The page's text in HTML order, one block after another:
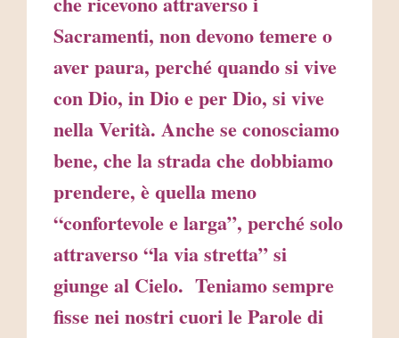
Sacramenti, non devono temere o
aver paura, perché quando si vive
con Dio, in Dio e per Dio, si vive
nella Verità. Anche se conosciamo
bene, che la strada che dobbiamo
prendere, è quella meno
“confortevole e larga”, perché solo
attraverso “la via stretta” si
giunge al Cielo. Teniamo sempre
fisse nei nostri cuori le Parole di